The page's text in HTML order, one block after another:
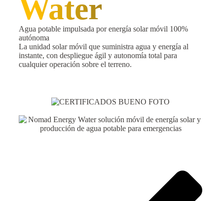
Water
Agua potable impulsada por energía solar móvil 100%
autónoma
La unidad solar móvil que suministra agua y energía al
instante, con despliegue ágil y autonomía total para
cualquier operación sobre el terreno.